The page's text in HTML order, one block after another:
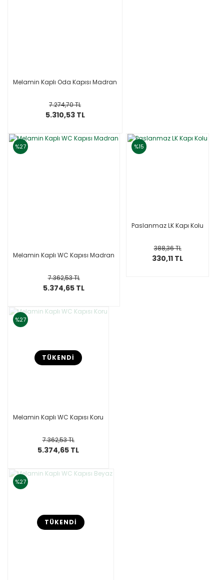
Melamin Kaplı Oda Kapısı Madran
7.274,70 TL
5.310,53 TL
%27
Melamin Kaplı WC Kapısı Madran
7.362,53 TL
5.374,65 TL
%15
Paslanmaz LK Kapı Kolu
388,36 TL
330,11 TL
%27
TÜKENDİ
Melamin Kaplı WC Kapısı Koru
7.362,53 TL
5.374,65 TL
%27
TÜKENDİ